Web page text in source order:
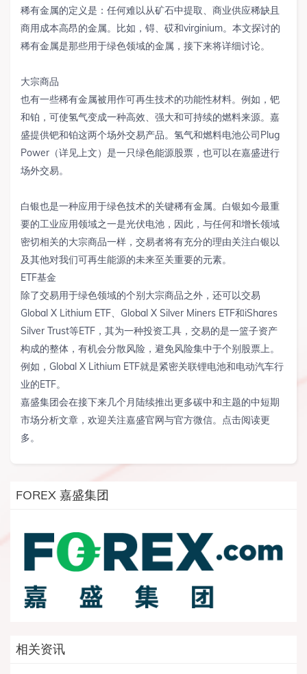
稀有金属的定义是：任何难以从矿石中提取、商业供应稀缺且
商用成本高昂的金属。比如，锝、砹和virginium。本文探讨的
稀有金属是那些用于绿色领域的金属，接下来将详细讨论。
大宗商品
也有一些稀有金属被用作可再生技术的功能性材料。例如，钯
和铂，可使氢气变成一种高效、强大和可持续的燃料来源。嘉
盛提供钯和铂这两个场外交易产品。氢气和燃料电池公司Plug
Power（详见上文）是一只绿色能源股票，也可以在嘉盛进行
场外交易。
白银也是一种应用于绿色技术的关键稀有金属。白银如今最重
要的工业应用领域之一是光伏电池，因此，与任何和增长领域
密切相关的大宗商品一样，交易者将有充分的理由关注白银以
及其他对我们可再生能源的未来至关重要的元素。
ETF基金
除了交易用于绿色领域的个别大宗商品之外，还可以交易
Global X Lithium ETF、Global X Silver Miners ETF和iShares
Silver Trust等ETF，其为一种投资工具，交易的是一篮子资产
构成的整体，有机会分散风险，避免风险集中于个别股票上。
例如，Global X Lithium ETF就是紧密关联锂电池和电动汽车行
业的ETF。
嘉盛集团会在接下来几个月陆续推出更多碳中和主题的中短期
市场分析文章，欢迎关注嘉盛官网与官方微信。点击阅读更
多。
FOREX 嘉盛集团
相关资讯